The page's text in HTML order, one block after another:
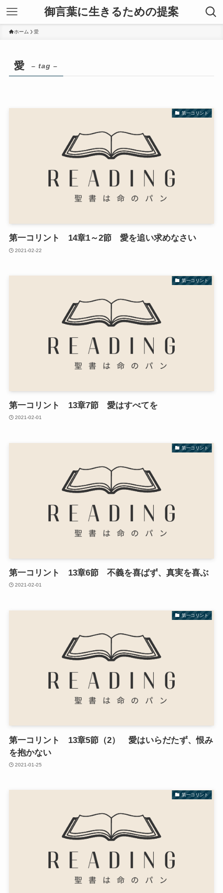
御言葉に生きるための提案
ホーム 愛
愛 – tag –
第一コリント
第一コリント 14章1～2節 愛を追い求めなさい
2021-02-22
第一コリント
第一コリント 13章7節 愛はすべてを
2021-02-01
第一コリント
第一コリント 13章6節 不義を喜ばず、真実を喜ぶ
2021-02-01
第一コリント
第一コリント 13章5節（2） 愛はいらだたず、恨み
を抱かない
2021-01-25
第一コリント